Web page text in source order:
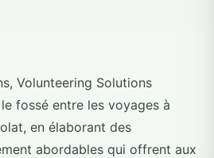
Volunteering Solutions
fossé entre les voyages à
en élaborant des
abordables qui offrent aux